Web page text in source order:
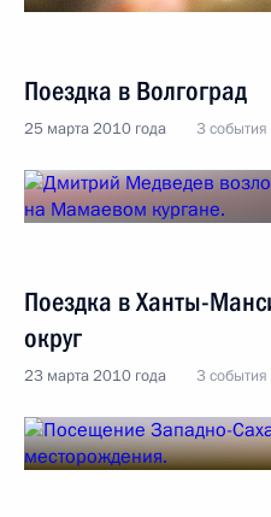
Поездка в Волгоград
25 марта 2010 года 3 события
Поездка в Ханты-
округ
23 марта 2010 года 3 события